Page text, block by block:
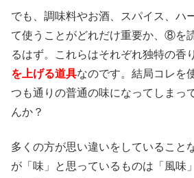
でも、調味料やお酒、スパイス、ハ
て使うことがどれだけ重要か、⑧を
るはず。これらはそれぞれ独特の香
を上げる道具なのです。結局コレを
つも通りの普通の味になってしまっ
んか？
多くの方が思い違いをしていること
が「味」と思っているものは「風味